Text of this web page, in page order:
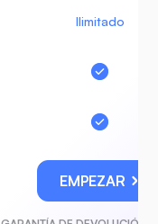
Ilimitado
EMPEZAR